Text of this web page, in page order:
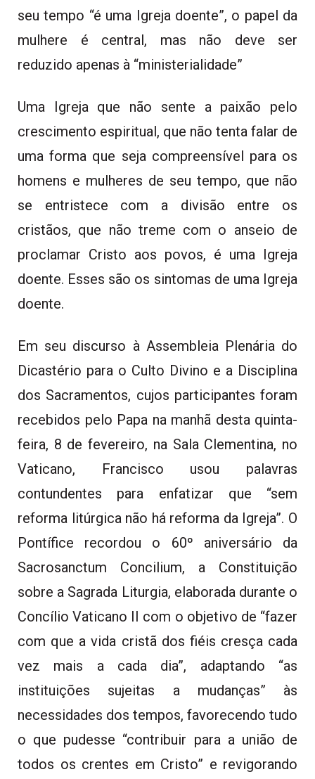
seu tempo “é uma Igreja doente”, o papel da
mulhere é central, mas não deve ser
reduzido apenas à “ministerialidade”
Uma Igreja que não sente a paixão pelo
crescimento espiritual, que não tenta falar de
uma forma que seja compreensível para os
homens e mulheres de seu tempo, que não
se entristece com a divisão entre os
cristãos, que não treme com o anseio de
proclamar Cristo aos povos, é uma Igreja
doente. Esses são os sintomas de uma Igreja
doente.
Em seu discurso à Assembleia Plenária do
Dicastério para o Culto Divino e a Disciplina
dos Sacramentos, cujos participantes foram
recebidos pelo Papa na manhã desta quinta-
feira, 8 de fevereiro, na Sala Clementina, no
Vaticano, Francisco usou palavras
contundentes para enfatizar que “sem
reforma litúrgica não há reforma da Igreja”. O
Pontífice recordou o 60º aniversário da
Sacrosanctum Concilium, a Constituição
sobre a Sagrada Liturgia, elaborada durante o
Concílio Vaticano II com o objetivo de “fazer
com que a vida cristã dos fiéis cresça cada
vez mais a cada dia”, adaptando “as
instituições sujeitas a mudanças” às
necessidades dos tempos, favorecendo tudo
o que pudesse “contribuir para a união de
todos os crentes em Cristo” e revigorando